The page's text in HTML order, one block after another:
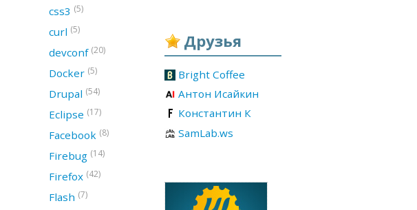
Друзья
Bright Coffee
Антон Исайкин
Константин К
SamLab.ws
css3 (5)
curl (5)
devconf (20)
Docker (5)
Drupal (54)
Eclipse (17)
Facebook (8)
Firebug (14)
Firefox (42)
Flash (7)